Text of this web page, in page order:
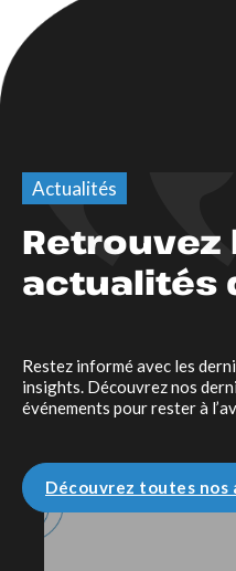
Actualités
Retrouvez
actualités
Restez informé avec les
insights. Découvrez nos
événements pour rester à
Découvrez toutes nos